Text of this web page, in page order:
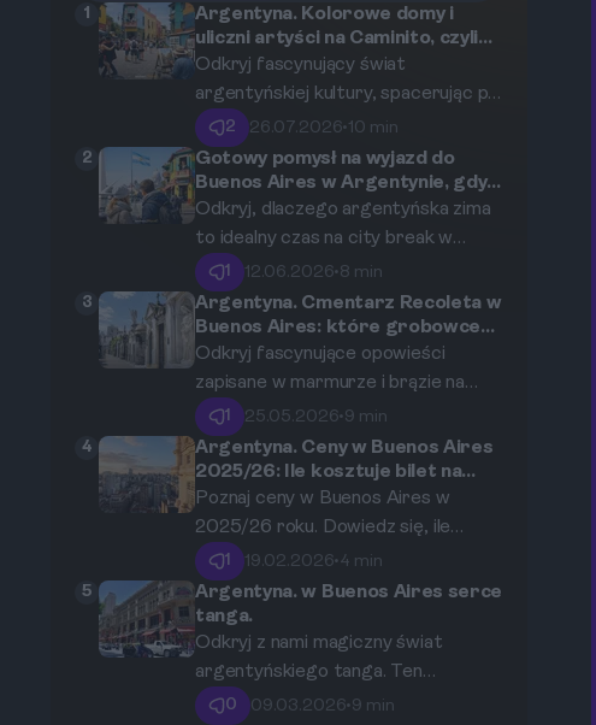
1
Argentyna. Kolorowe domy i
uliczni artyści na Caminito, czyli
jak bezpiecznie zwiedzać
dzielnicę La Boca w Buenos Aires
Odkryj fascynujący świat
argentyńskiej kultury, spacerując po
najbardziej malowniczej dzielnicy
Buenos Aires. Poznaj praktyczne
wskazówki dotyczące
bezpieczeństwa, lokalnych atrakcji
oraz historii ukrytej w kolorowych
fasadach słynnego Caminito.
2 26.07.2026•10 min
2
Gotowy pomysł na wyjazd do
Buenos Aires w Argentynie, gdy
w Polsce trwa lato: jak zwiedzać
miasto podczas łagodnej zimy?
Odkryj, dlaczego argentyńska zima
to idealny czas na city break w
Buenos Aires. Przygotowaliśmy
kompletny przewodnik, który
pomoże Ci zaplanować
niezapomnianą podróż do serca
Ameryki Południowej, gdy w Polsce
panują letnie upały.
1 12.06.2026•8 min
3
Argentyna. Cmentarz Recoleta w
Buenos Aires: które grobowce
oprócz Evity Perón opowiadają
niezwykłe historie?
Odkryj fascynujące opowieści
zapisane w marmurze i brązie na
jednym z najpiękniejszych cmentarzy
świata. Poza słynnym grobowcem
Evity Perón, nekropolia Recoleta w
Buenos Aires kryje historie o
tragicznej miłości, mrocznych
legendach i losach postaci, które
kształtowały Argentynę.
1 25.05.2026•9 min
4
Argentyna. Ceny w Buenos Aires
2025/26: Ile kosztuje bilet na
pokaz tanga, stek i wino?
Poznaj ceny w Buenos Aires w
2025/26 roku. Dowiedz się, ile
kosztuje bilet na pokaz tanga, stek
w najlepszej restauracji oraz butelka
argentyńskiego wina. Wybierz się w
niezapomnianą podróż do serca
tango.
1 19.02.2026•4 min
5
Argentyna. w Buenos Aires serce
tanga.
Odkryj z nami magiczny świat
argentyńskiego tanga. Ten
przewodnik zabierze Cię w podróż
0 09.03.2026•9 min